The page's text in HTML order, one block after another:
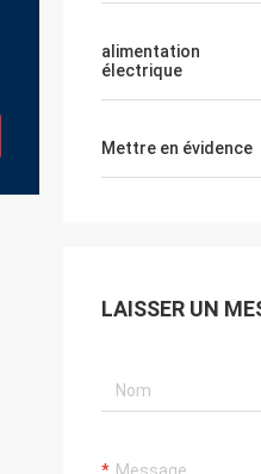
alimentation
électrique
Mettre en évidence
LAISSER UN